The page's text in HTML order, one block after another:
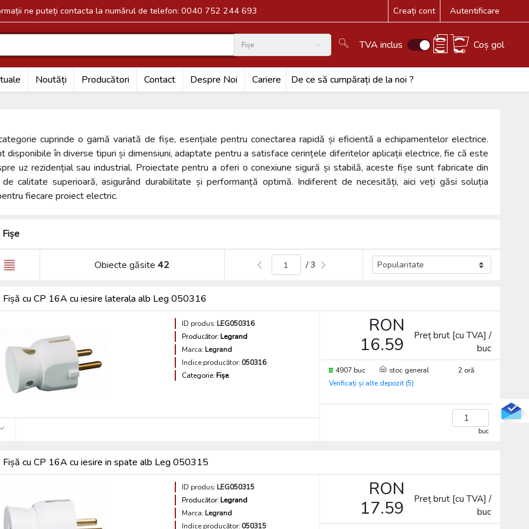
ne puteți contacta la numărul de telefon: 0040 752 244 693 Creați cont Autentificare
Fișe
Search TVA inclus Coș gol
Noutăți Producători Contact Despre Noi Cariere De ce să cumpărați de la noi ?
cuprinde o gamă variată de fișe, esențiale pentru conectarea rapidă și eficientă a echipamentelor electrice.
disponibile în diverse tipuri și dimensiuni, adaptate pentru a satisface cerințele diferitelor aplicații electrice, fie că este
uz rezidențial sau industrial. Proiectate pentru a oferi o conexiune sigură și stabilă, aceste fișe sunt fabricate din
calitate superioară, asigurând durabilitate și performanță optimă. Indiferent de necesități, aici veți găsi soluția
fiecare proiect electric.
Fișe
Obiecte găsite 42 / 3
Fișă cu CP 16A cu iesire laterala alb Leg 050316
ID produs: LEG050316
Producător: Legrand
Marca: Legrand
Indice producător: 050316
Categorie: Fișe
RON
16.59
Preț brut [cu TVA] /
buc
4907 buc stoc general
2 oră
Verificați și alte depozit (5)
buc
Fișă cu CP 16A cu iesire in spate alb Leg 050315
ID produs: LEG050315
Producător: Legrand
Marca: Legrand
Indice producător: 050315
RON
17.59
Preț brut [cu TVA] /
buc